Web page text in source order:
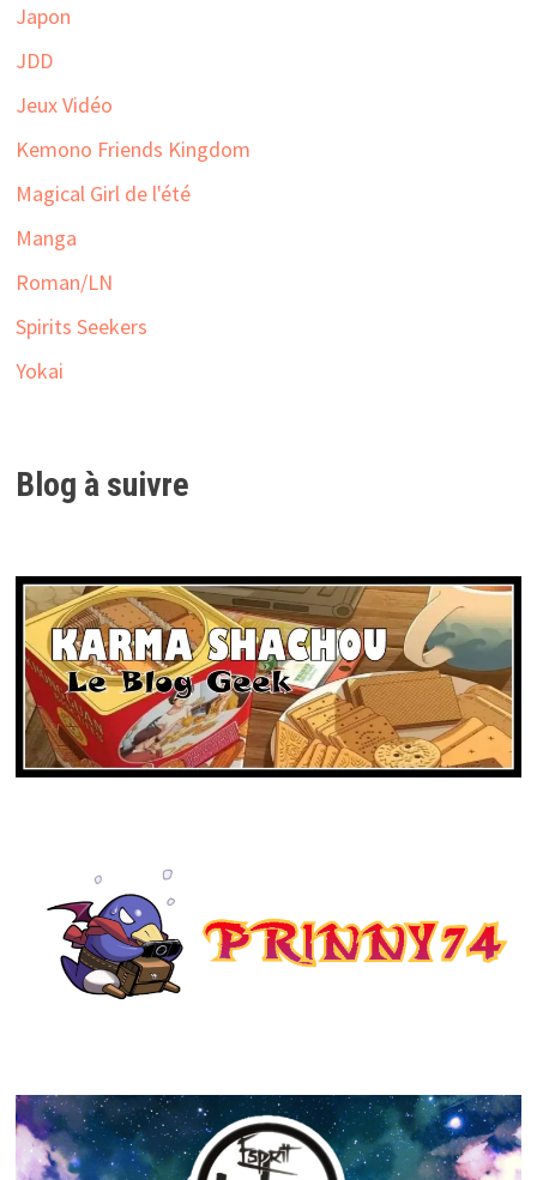
Japon
JDD
Jeux Vidéo
Kemono Friends Kingdom
Magical Girl de l'été
Manga
Roman/LN
Spirits Seekers
Yokai
Blog à suivre